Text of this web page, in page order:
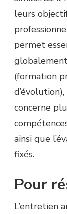
leurs
permet
(formation
concerne
ainsi que
fixés.
Pour
L’entretien